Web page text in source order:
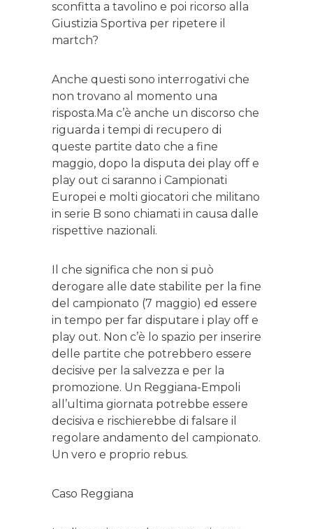
sconfitta a tavolino e poi ricorso alla
Giustizia Sportiva per ripetere il
martch?
Anche questi sono interrogativi che
non trovano al momento una
risposta.Ma c’è anche un discorso che
riguarda i tempi di recupero di
queste partite dato che a fine
maggio, dopo la disputa dei play off e
play out ci saranno i Campionati
Europei e molti giocatori che militano
in serie B sono chiamati in causa dalle
rispettive nazionali.
Il che significa che non si può
derogare alle date stabilite per la fine
del campionato (7 maggio) ed essere
in tempo per far disputare i play off e
play out. Non c’è lo spazio per inserire
delle partite che potrebbero essere
decisive per la salvezza e per la
promozione. Un Reggiana-Empoli
all’ultima giornata potrebbe essere
decisiva e rischierebbe di falsare il
regolare andamento del campionato.
Un vero e proprio rebus.
Caso Reggiana